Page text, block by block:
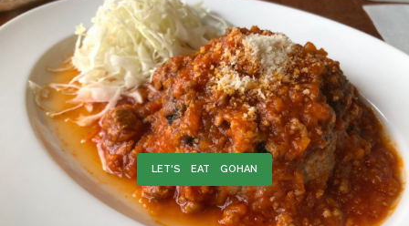
ごはんによる――
LET'S EAT GOHAN